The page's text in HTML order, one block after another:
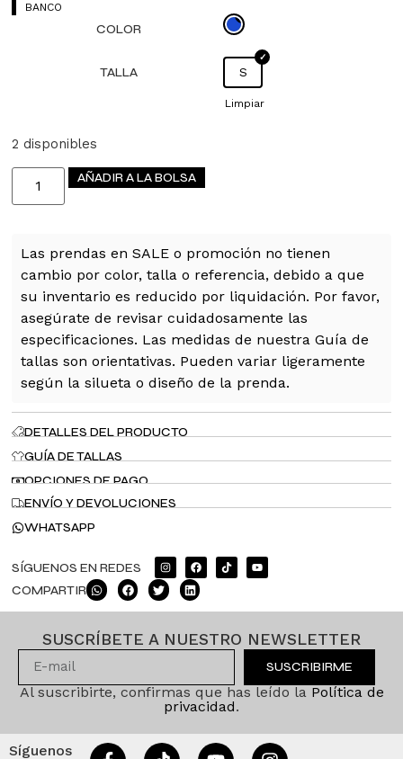
BANCO
COLOR
TALLA S
Limpiar
2 disponibles
AÑADIR A LA BOLSA
Las prendas en SALE o promoción no tienen
cambio por color, talla o referencia, debido a que
su inventario es reducido por liquidación. Por favor,
asegúrate de revisar cuidadosamente las
especificaciones. Las medidas de nuestra Guía de
tallas son orientativas. Pueden variar ligeramente
según la silueta o diseño de la prenda.
DETALLES DEL PRODUCTO
GUÍA DE TALLAS
OPCIONES DE PAGO
ENVÍO Y DEVOLUCIONES
WHATSAPP
SÍGUENOS EN REDES
COMPARTIR
SUSCRÍBETE A NUESTRO NEWSLETTER
SUSCRIBIRME
Al suscribirte, confirmas que has leído la Política de
privacidad.
Síguenos